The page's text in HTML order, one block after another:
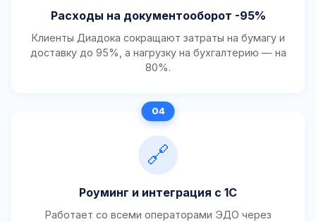
Расходы на документооборот -95%
Клиенты Диадока сокращают затраты на бумагу и
доставку до 95%, а нагрузку на бухгалтерию — на
80%.
🔗
Роуминг и интеграция с 1С
Работает со всеми операторами ЭДО через